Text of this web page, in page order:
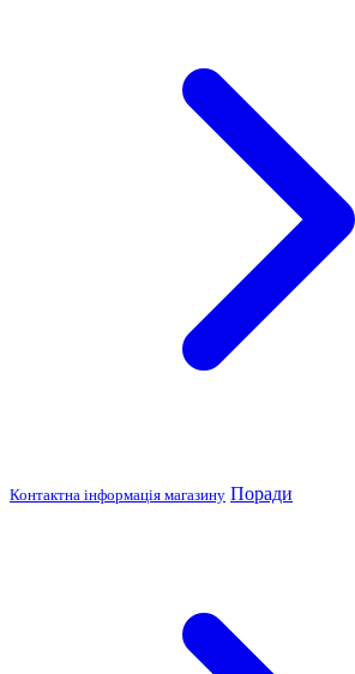
Контактна інформація магазину Поради